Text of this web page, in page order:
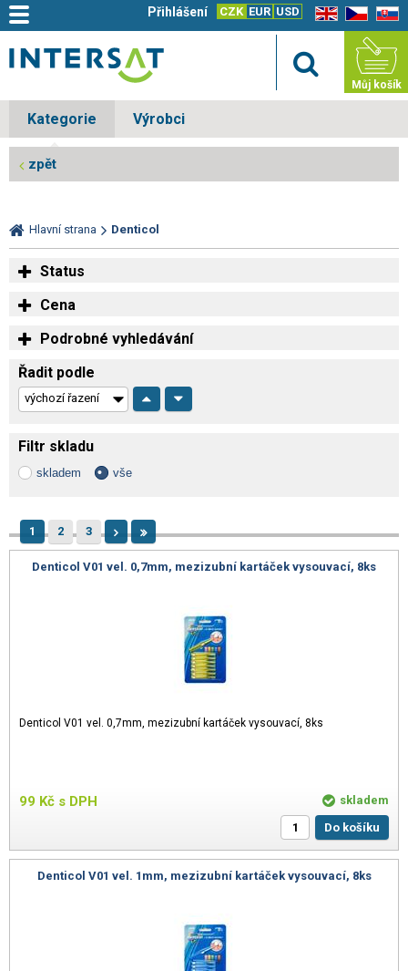
EN CZ SK
CZK EUR USD
Přihlášení
Můj košík
Kategorie Výrobci
zpět
Hlavní strana Denticol
Status
Cena
Podrobné vyhledávání
Řadit podle
Filtr skladu
skladem vše
1 2 3
Denticol V01 vel. 0,7mm, mezizubní kartáček vysouvací, 8ks
Denticol V01 vel. 0,7mm, mezizubní kartáček vysouvací, 8ks
99 Kč s DPH
skladem
Do košíku
Denticol V01 vel. 1mm, mezizubní kartáček vysouvací, 8ks